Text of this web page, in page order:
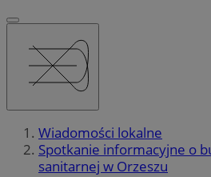
Wiadomości lokalne
Spotkanie informacyjne o
sanitarnej w Orzeszu